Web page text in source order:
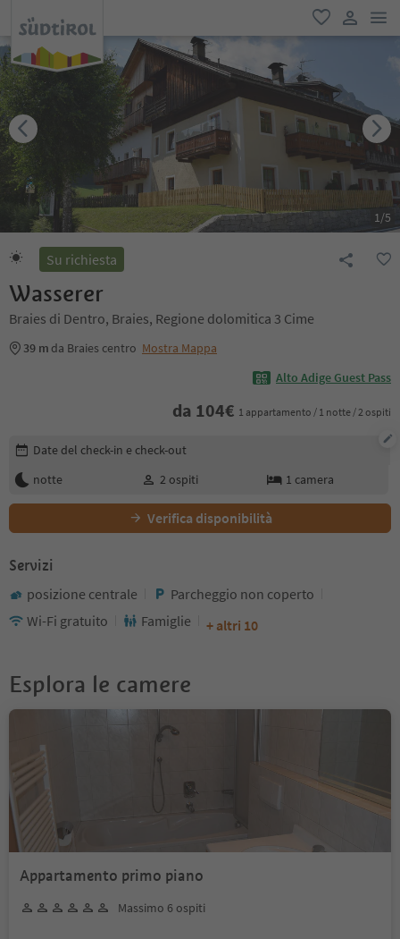
favoriti
user link
1/5
Su richiesta
Wasserer
Braies di Dentro, Braies, Regione dolomitica 3 Cime
39 m da Braies centro Mostra Mappa
Alto Adige Guest Pass
da 104€ 1 appartamento / 1 notte / 2 ospiti
Modifica i dettagli della prenotazione
Date del check-in e check-out
notte
2 ospiti 1 camera
Verifica disponibilità
Servizi
posizione centrale
Parcheggio non coperto
Wi-Fi gratuito
Famiglie + altri 10
Esplora le camere
Appartamento primo piano
Massimo 6 ospiti